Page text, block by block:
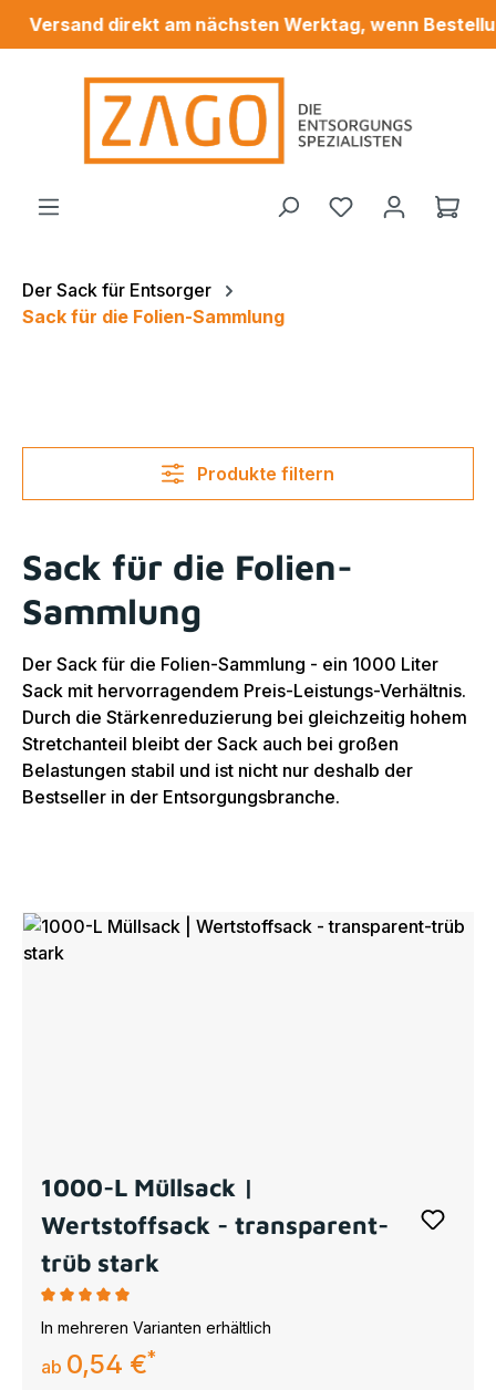
springen
Versand direkt am nächsten Werktag, wenn
Du hast 0
Der Sack für Entsorger
Sack für die Folien-Sammlung
Produkte filtern
Sack für die Folien-
Sammlung
Der Sack für die Folien-Sammlung - ein 1000 Liter
Sack mit hervorragendem Preis-Leistungs-Verhältnis.
Durch die Stärkenreduzierung bei gleichzeitig hohem
Stretchanteil bleibt der Sack auch bei großen
Belastungen stabil und ist nicht nur deshalb der
Bestseller in der Entsorgungsbranche.
1000-L Müllsack |
Wertstoffsack - transparent-
trüb stark
Durchschnittliche Bewertung von 5 von 5 Sternen
In mehreren Varianten erhältlich
regulärer preis:
ab 0,54 €